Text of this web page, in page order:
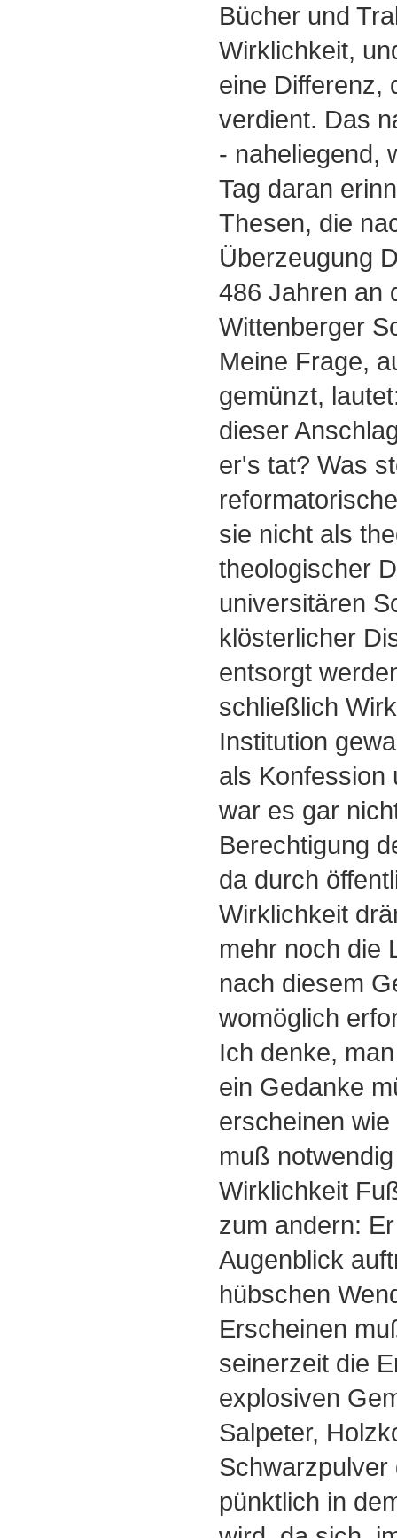
Bücher und
Wirklichkeit,
eine Differenz,
verdient. Das
- naheliegend,
Tag daran
Thesen, die
Überzeugung
486 Jahren an
Wittenberger
Meine Frage,
gemünzt,
dieser
er's tat? Was
sie nicht als
theologischer
universitären
klösterlicher
entsorgt
schließlich
Institution
als Konfession
war es gar
Berechtigung
da durch
Wirklichkeit
mehr noch die
nach diesem
womöglich
Ich denke,
ein Gedanke
erscheinen
muß
Wirklichkeit
zum andern:
Augenblick
hübschen
Erscheinen
seinerzeit die
explosiven
Salpeter,
Schwarzpulver
pünktlich in